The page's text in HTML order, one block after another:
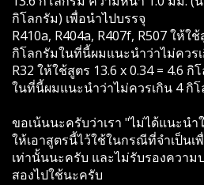
กิโลกรัม) เพื่อนำไปบรรจุ
R410a, R404a, R407f, R507 ให้ใ
กิโลกรัมในที่นี้ผมแนะนำว่าไม่ควร
R32 ให้ใช้สูตร 13.6 x 0.34 = 4.6 กิ
ในที่นี้ผมแนะนำว่าไม่ควรเกิน 4 กิ
ขอเน้นนะครับว่าเรา "ไม่ได้แนะนำ
ให้เอาสูตรนี้ไว้ใช้ในกรณีที่จำเป็นเ
เท่านั้นนะครับ และไม่รับรองควา
สองไปใช้นะครับ